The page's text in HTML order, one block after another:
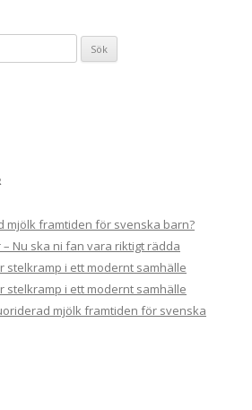
mjölk framtiden för svenska barn?
Nu ska ni fan vara riktigt rädda
stelkramp i ett modernt samhälle
stelkramp i ett modernt samhälle
mjölk framtiden för svenska